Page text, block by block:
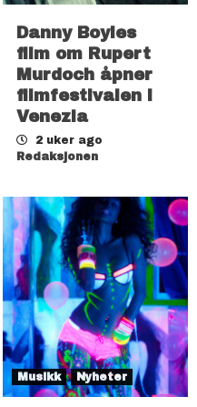
Danny Boyles
film om Rupert
Murdoch åpner
filmfestivalen i
Venezia
2 uker ago
Redaksjonen
Musikk Nyheter